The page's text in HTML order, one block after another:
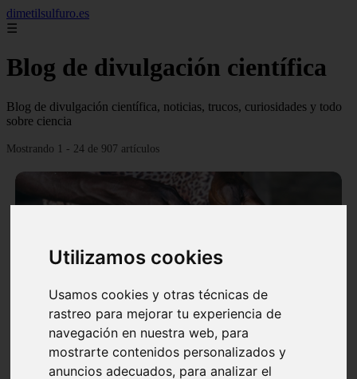
Utilizamos cookies
Usamos cookies y otras técnicas de
rastreo para mejorar tu experiencia de
navegación en nuestra web, para
mostrarte contenidos personalizados y
anuncios adecuados, para analizar el
dimetilsulfuro.es
☰
Blog de divulgación científica
Blog de divulgación científica, noticias, trucos, curiosidades y todo
sobre ciencia
Mostrando 1 - 24 de 907 artículos
En África harán lo que parecía imposible: Utilizarán
moléculas de agua para cocinar sus alimentos